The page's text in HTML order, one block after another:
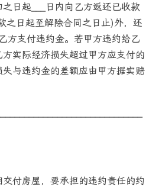
日起___日内向乙方返还已收款
之日起至解除合同之日止)外，还
方支付违约金。若甲方违约给乙
实际经济损失超过甲方应支付的
与违约金的差额应由甲方据实赔
付房屋，要承担的违约责任的约